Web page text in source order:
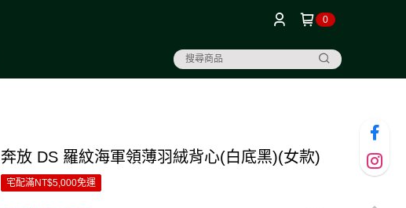
0
奔放 DS 羅紋海軍領薄羽絨背心(白底黑)(女款)
宅配滿NT$5,000免運